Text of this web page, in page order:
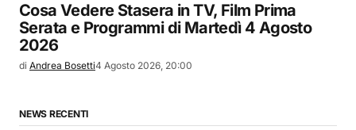
Cosa Vedere Stasera in TV, Film Prima
Serata e Programmi di Martedì 4 Agosto
2026
di Andrea Bosetti4 Agosto 2026, 20:00
NEWS RECENTI